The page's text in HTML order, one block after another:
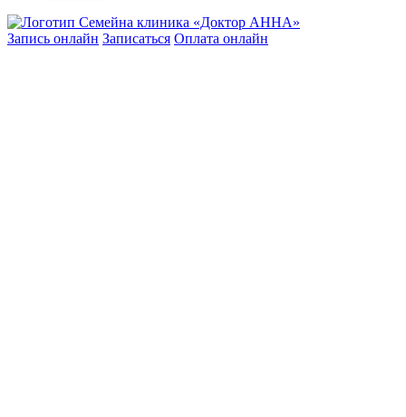
Запись онлайн Записаться Оплата онлайн